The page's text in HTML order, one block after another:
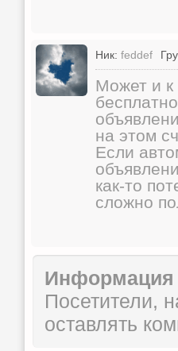
Ник: feddef
Может и к
на этом
Если
как-то
сложно
Информация
Посетители,
оставлять